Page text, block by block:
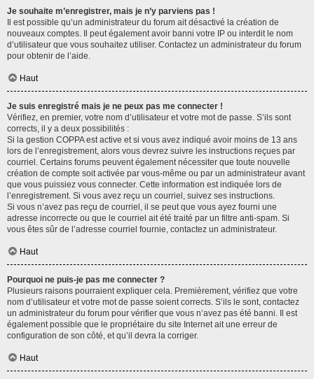
Je souhaite m’enregistrer, mais je n’y parviens pas !
Il est possible qu’un administrateur du forum ait désactivé la création de
nouveaux comptes. Il peut également avoir banni votre IP ou interdit le nom
d’utilisateur que vous souhaitez utiliser. Contactez un administrateur du forum
pour obtenir de l’aide.
Haut
Je suis enregistré mais je ne peux pas me connecter !
Vérifiez, en premier, votre nom d’utilisateur et votre mot de passe. S’ils sont
corrects, il y a deux possibilités :
Si la gestion COPPA est active et si vous avez indiqué avoir moins de 13 ans
lors de l’enregistrement, alors vous devrez suivre les instructions reçues par
courriel. Certains forums peuvent également nécessiter que toute nouvelle
création de compte soit activée par vous-même ou par un administrateur avant
que vous puissiez vous connecter. Cette information est indiquée lors de
l’enregistrement. Si vous avez reçu un courriel, suivez ses instructions.
Si vous n’avez pas reçu de courriel, il se peut que vous ayez fourni une
adresse incorrecte ou que le courriel ait été traité par un filtre anti-spam. Si
vous êtes sûr de l’adresse courriel fournie, contactez un administrateur.
Haut
Pourquoi ne puis-je pas me connecter ?
Plusieurs raisons pourraient expliquer cela. Premièrement, vérifiez que votre
nom d’utilisateur et votre mot de passe soient corrects. S’ils le sont, contactez
un administrateur du forum pour vérifier que vous n’avez pas été banni. Il est
également possible que le propriétaire du site Internet ait une erreur de
configuration de son côté, et qu’il devra la corriger.
Haut